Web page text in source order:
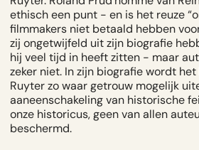
ethisch een punt - en is het reuze
filmmakers niet betaald hebben
zij ongetwijfeld uit zijn biografie
hij veel tijd in heeft zitten - maar
zeker niet. In zijn biografie wordt
Ruyter zo waar getrouw mogelijk
aaneenschakeling van historische
onze historicus, geen van allen
beschermd.